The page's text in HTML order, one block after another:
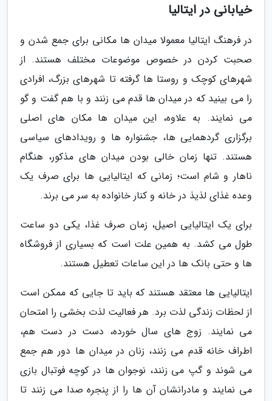
خیابانی در ایتالیا
در فرهنگ ایتالیا معمولا میدان ها مکانی برای جمع شدن و
صحبت کردن در خصوص موضوعات مختلف هستند. از
شهرهای کوچک و روستا ها گرفته تا شهرهای بزرگ، افرادی
را می بینید که در میدان ها قدم می زنند و با هم گفت و گو
می نمایند. به علاوه، این میدان ها مکان های اصلی
برگزاری گردهمایی ها، جشنواره ها و رویدادهای سیاسی
هستند. تنها زمان خالی بودن میدان های مذکور، هنگام
ناهار و شام است؛ زمانی که ایتالیایی ها برای صرف یک
وعده غذای لذیذ در خانه و کنار خانواده به سر می برند.
برای یک ایتالیایی اصیل، زمان صرف غذا، یکی دو ساعت
طول می کشد. به همین علت است که بسیاری از فروشگاه
ها و حتی بانک ها در این ساعات تعطیل هستند.
ایتالیایی ها معتقد هستند که باید تا جایی که ممکن است
از لحظات زندگی لذت برد. هر فعالیت لذت بخشی را امتحان
می نمایند. زوج های سال خورده، دست در دست هم،
اطراف خانه قدم می زنند، زنان در میدان ها دور هم جمع
می شوند و گپ می زنند، نوجوان ها در کوچه فوتبال بازی
می نمایند و مادرانشان آن ها را از پنجره صدا می زنند تا